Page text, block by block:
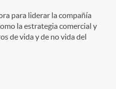
para liderar la compañía
la estrategia comercial y
de vida y de no vida del